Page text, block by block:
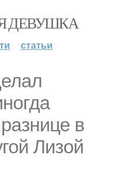
ДЕВУШКА
статьи
в
Лизой